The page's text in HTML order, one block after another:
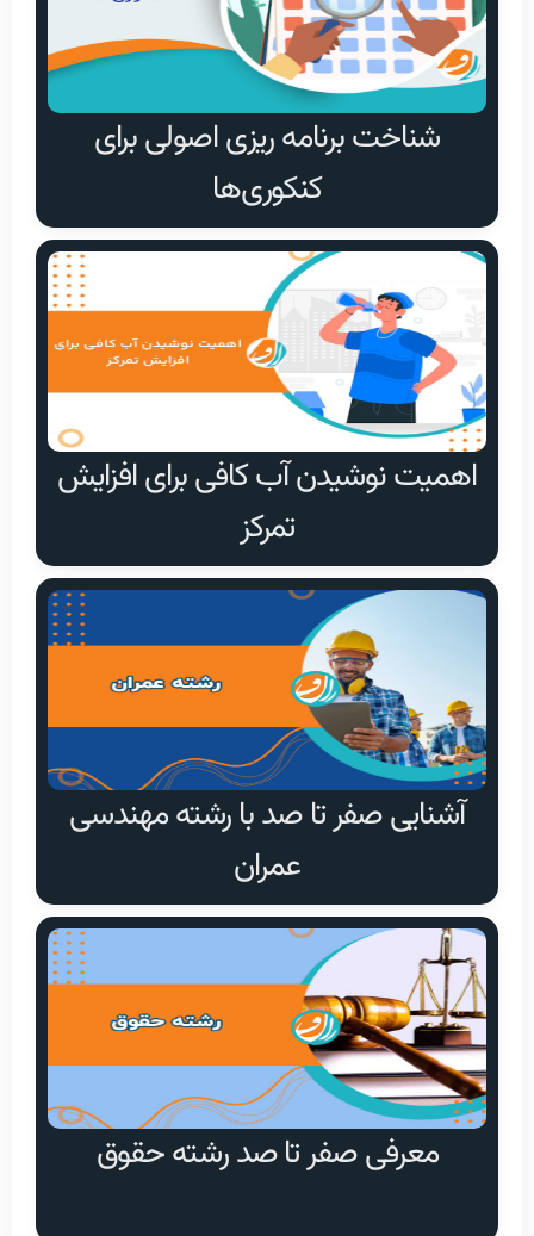
شناخت برنامه ریزی اصولی برای
کنکوری‌ها
اهمیت نوشیدن آب کافی برای افزایش
تمرکز
آشنایی صفر تا صد با رشته مهندسی
عمران
معرفی صفر تا صد رشته حقوق